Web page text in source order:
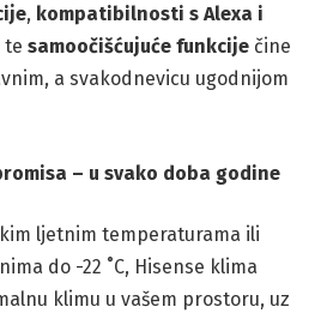
, kompatibilnosti s Alexa i
te samoočišćujuće funkcije čine
a svakodnevicu ugodnijom
– u svako doba godine
ljetnim temperaturama ili
do -22 ˚C, Hisense klima
klimu u vašem prostoru, uz